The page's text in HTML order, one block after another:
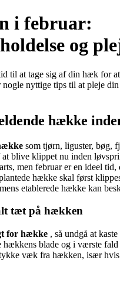
i februar:
og
til at tage sig af din hæk for
nogle nyttige tips til at pleje
hække
som tjørn, liguster, bøg,
at blive klippet nu inden
men februar er en ideel tid,
hække skal først
etablerede hække kan
tæt på hækken
for hække , så undgå at
hækkens blade og i værste
væk fra hækken, især